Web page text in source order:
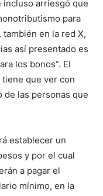
incluso arriesgó que
para
también en la red X,
así presentado es
los bonos”. El
que ver con
de las personas que
establecer un
y por el cual
a pagar el
mínimo, en la